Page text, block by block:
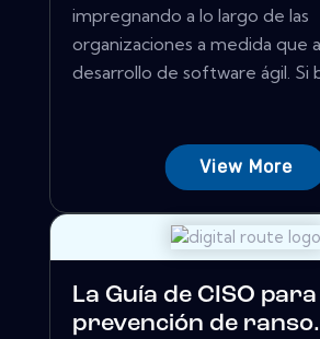
impregnando a lo largo de las
organizaciones a medida que
desarrollo de software ágil. Si
View More
La Guía de CISO para
prevención de